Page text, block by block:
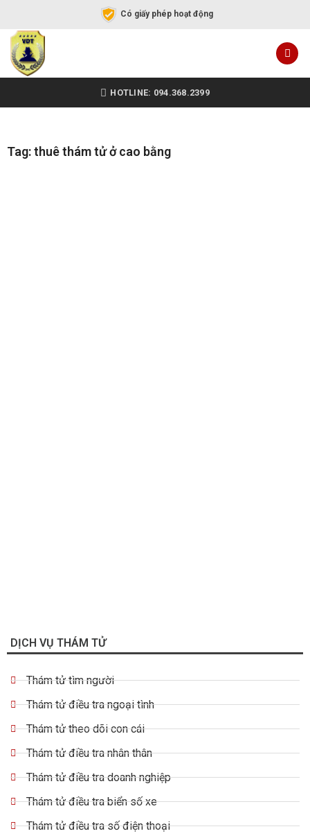
Có giấy phép hoạt động
HOTLINE: 094.368.2399
Tag: thuê thám tử ở cao bằng
DỊCH VỤ THÁM TỬ
Thám tử tìm người
Thám tử điều tra ngoại tình
Thám tử theo dõi con cái
Thám tử điều tra nhân thân
Thám tử điều tra doanh nghiệp
Thám tử điều tra biển số xe
Thám tử điều tra số điện thoại